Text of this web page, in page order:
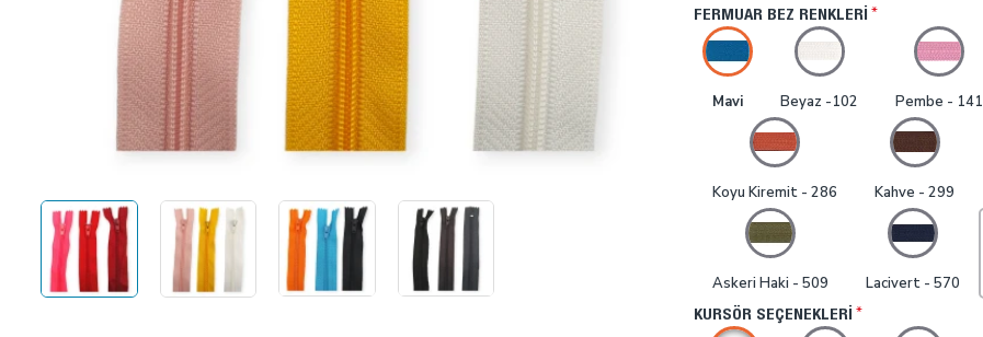
FERMUAR BEZ RENKLERI
Mavi Beyaz -102 Pembe - 141
Koyu Kiremit - 286 Kahve - 299
Askeri Haki - 509 Lacivert - 570
KURSÖR SEÇENEKLERI